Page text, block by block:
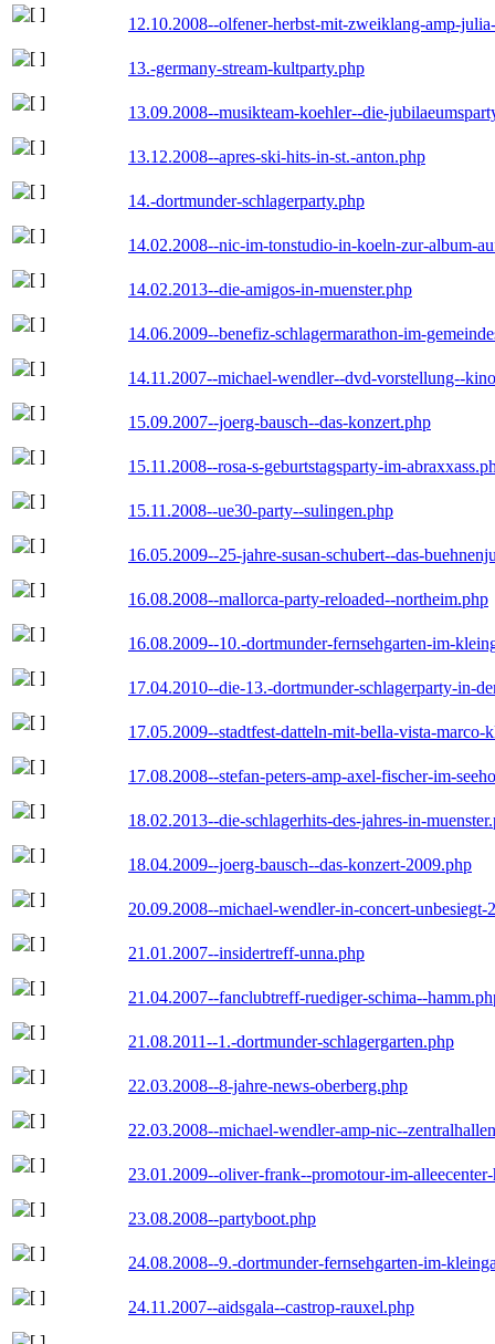
12.10.2008--olfener-herbst-mit-zweiklang-amp-
13.-germany-stream-kultparty.php
13.09.2008--musikteam-koehler--die-
13.12.2008--apres-ski-hits-in-st.-anton.php
14.-dortmunder-schlagerparty.php
14.02.2008--nic-im-tonstudio-in-koeln-zur-album-
14.02.2013--die-amigos-in-muenster.php
14.06.2009--benefiz-schlagermarathon-im-
14.11.2007--michael-wendler--dvd-vorstellung--
15.09.2007--joerg-bausch--das-konzert.php
15.11.2008--rosa-s-geburtstagsparty-im-
15.11.2008--ue30-party--sulingen.php
16.05.2009--25-jahre-susan-schubert--das-
16.08.2008--mallorca-party-reloaded--northeim.php
16.08.2009--10.-dortmunder-fernsehgarten-im-
17.04.2010--die-13.-dortmunder-schlagerparty-in-
17.05.2009--stadtfest-datteln-mit-bella-vista-marco-
17.08.2008--stefan-peters-amp-axel-fischer-im-
18.02.2013--die-schlagerhits-des-jahres-in-
18.04.2009--joerg-bausch--das-konzert-2009.php
20.09.2008--michael-wendler-in-concert-unbesiegt-
21.01.2007--insidertreff-unna.php
21.04.2007--fanclubtreff-ruediger-schima--
21.08.2011--1.-dortmunder-schlagergarten.php
22.03.2008--8-jahre-news-oberberg.php
22.03.2008--michael-wendler-amp-nic--
23.01.2009--oliver-frank--promotour-im-
23.08.2008--partyboot.php
24.08.2008--9.-dortmunder-fernsehgarten-im-
24.11.2007--aidsgala--castrop-rauxel.php